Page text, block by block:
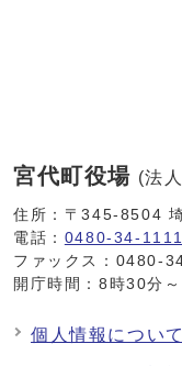
宮代町役場 (法
住所：〒345-8504
電話： 0480-34-1111
ファックス：0480-
開庁時間：8時30分
個人情報について